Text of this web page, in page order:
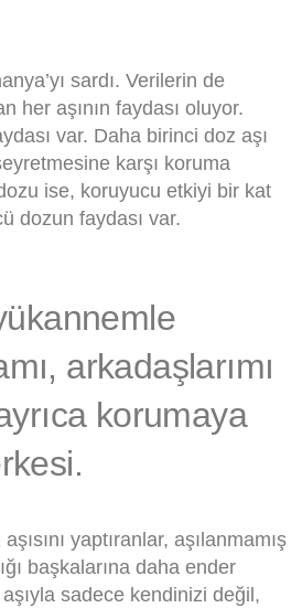
sardı. Verilerin de
her aşının faydası oluyor.
var. Daha birinci doz aşı
karşı koruma
ise, koruyucu etkiyi bir kat
dozun faydası var.
arkadaşlarımı
korumaya
yaptıranlar, aşılanmamış
başkalarına daha ender
aşıyla sadece kendinizi değil,